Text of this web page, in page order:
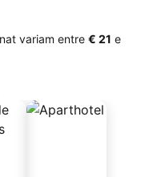
variam entre ‎€ 21 e